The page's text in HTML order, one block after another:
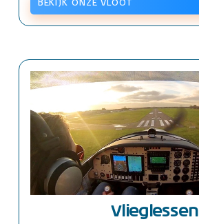
BEKIJK ONZE VLOOT
Vlieglessen